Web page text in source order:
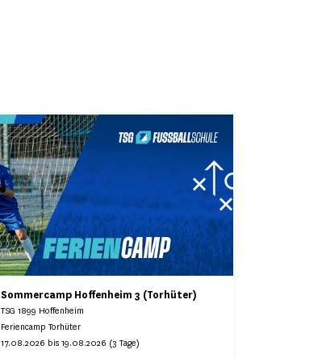
Sommercamp Hoffenheim 3 (Torhüter)
TSG 1899 Hoffenheim
Feriencamp Torhüter
17.08.2026 bis 19.08.2026 (3 Tage)